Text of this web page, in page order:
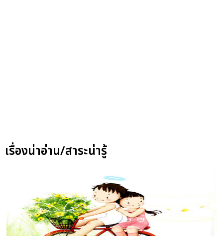
เรื่องน่าอ่าน/สาระน่ารู้